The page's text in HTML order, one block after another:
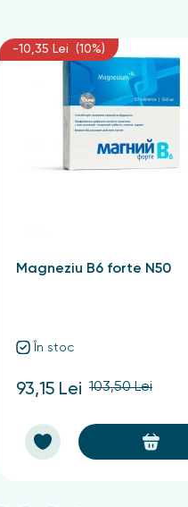
-10,35 Lei (10%)
Magneziu B6 forte N50
În stoc
93,15 Lei 103,50 Lei